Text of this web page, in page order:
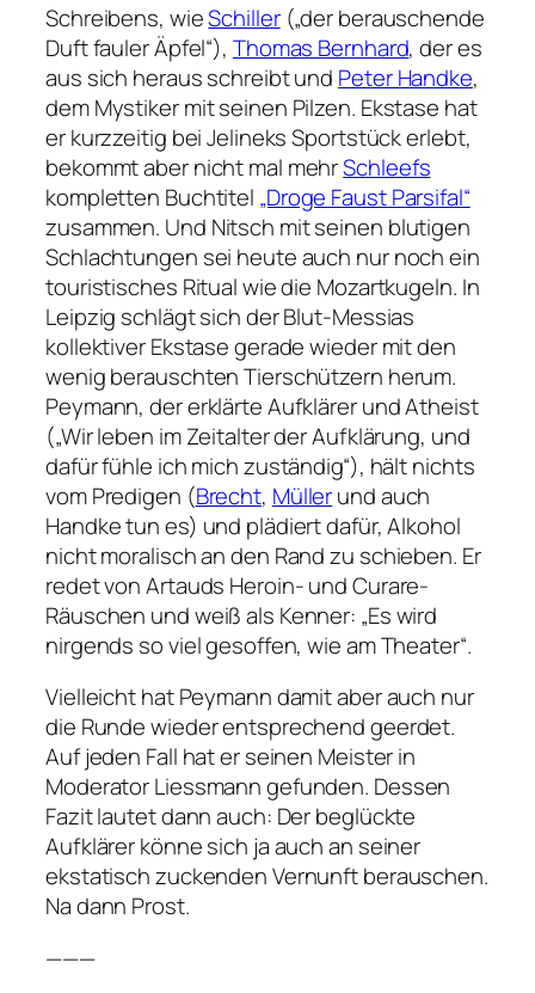
Schreibens, wieSchiller(„der berauschende
Duft fauler Äpfel“), Thomas Bernhard, der es
aus sich heraus schreibt und Peter Handke,
dem Mystiker mit seinen Pilzen. Ekstase hat
er kurzzeitig bei Jelineks Sportstück erlebt,
bekommt aber nicht mal mehrSchleefs
kompletten Buchtitel „Droge Faust Parsifal“
zusammen. Und Nitsch mit seinen blutigen
Schlachtungen sei heute auch nur noch ein
touristisches Ritual wie die Mozartkugeln. In
Leipzig schlägt sich der Blut-Messias
kollektiver Ekstase gerade wieder mit den
wenig berauschten Tierschützern herum.
Peymann, der erklärte Aufklärer und Atheist
(„Wir leben im Zeitalter der Aufklärung, und
dafür fühle ich mich zuständig“), hält nichts
vom Predigen (Brecht, Müllerund auch
Handke tun es) und plädiert dafür, Alkohol
nicht moralisch an den Rand zu schieben. Er
redet von Artauds Heroin- und Curare-
Räuschen und weiß als Kenner: „Es wird
nirgends so viel gesoffen, wie am Theater“.
Vielleicht hat Peymann damit aber auch nur
die Runde wieder entsprechend geerdet.
Auf jeden Fall hat er seinen Meister in
Moderator Liessmann gefunden. Dessen
Fazit lautet dann auch: Der beglückte
Aufklärer könne sich ja auch an seiner
ekstatisch zuckenden Vernunft berauschen.
Na dann Prost.
———